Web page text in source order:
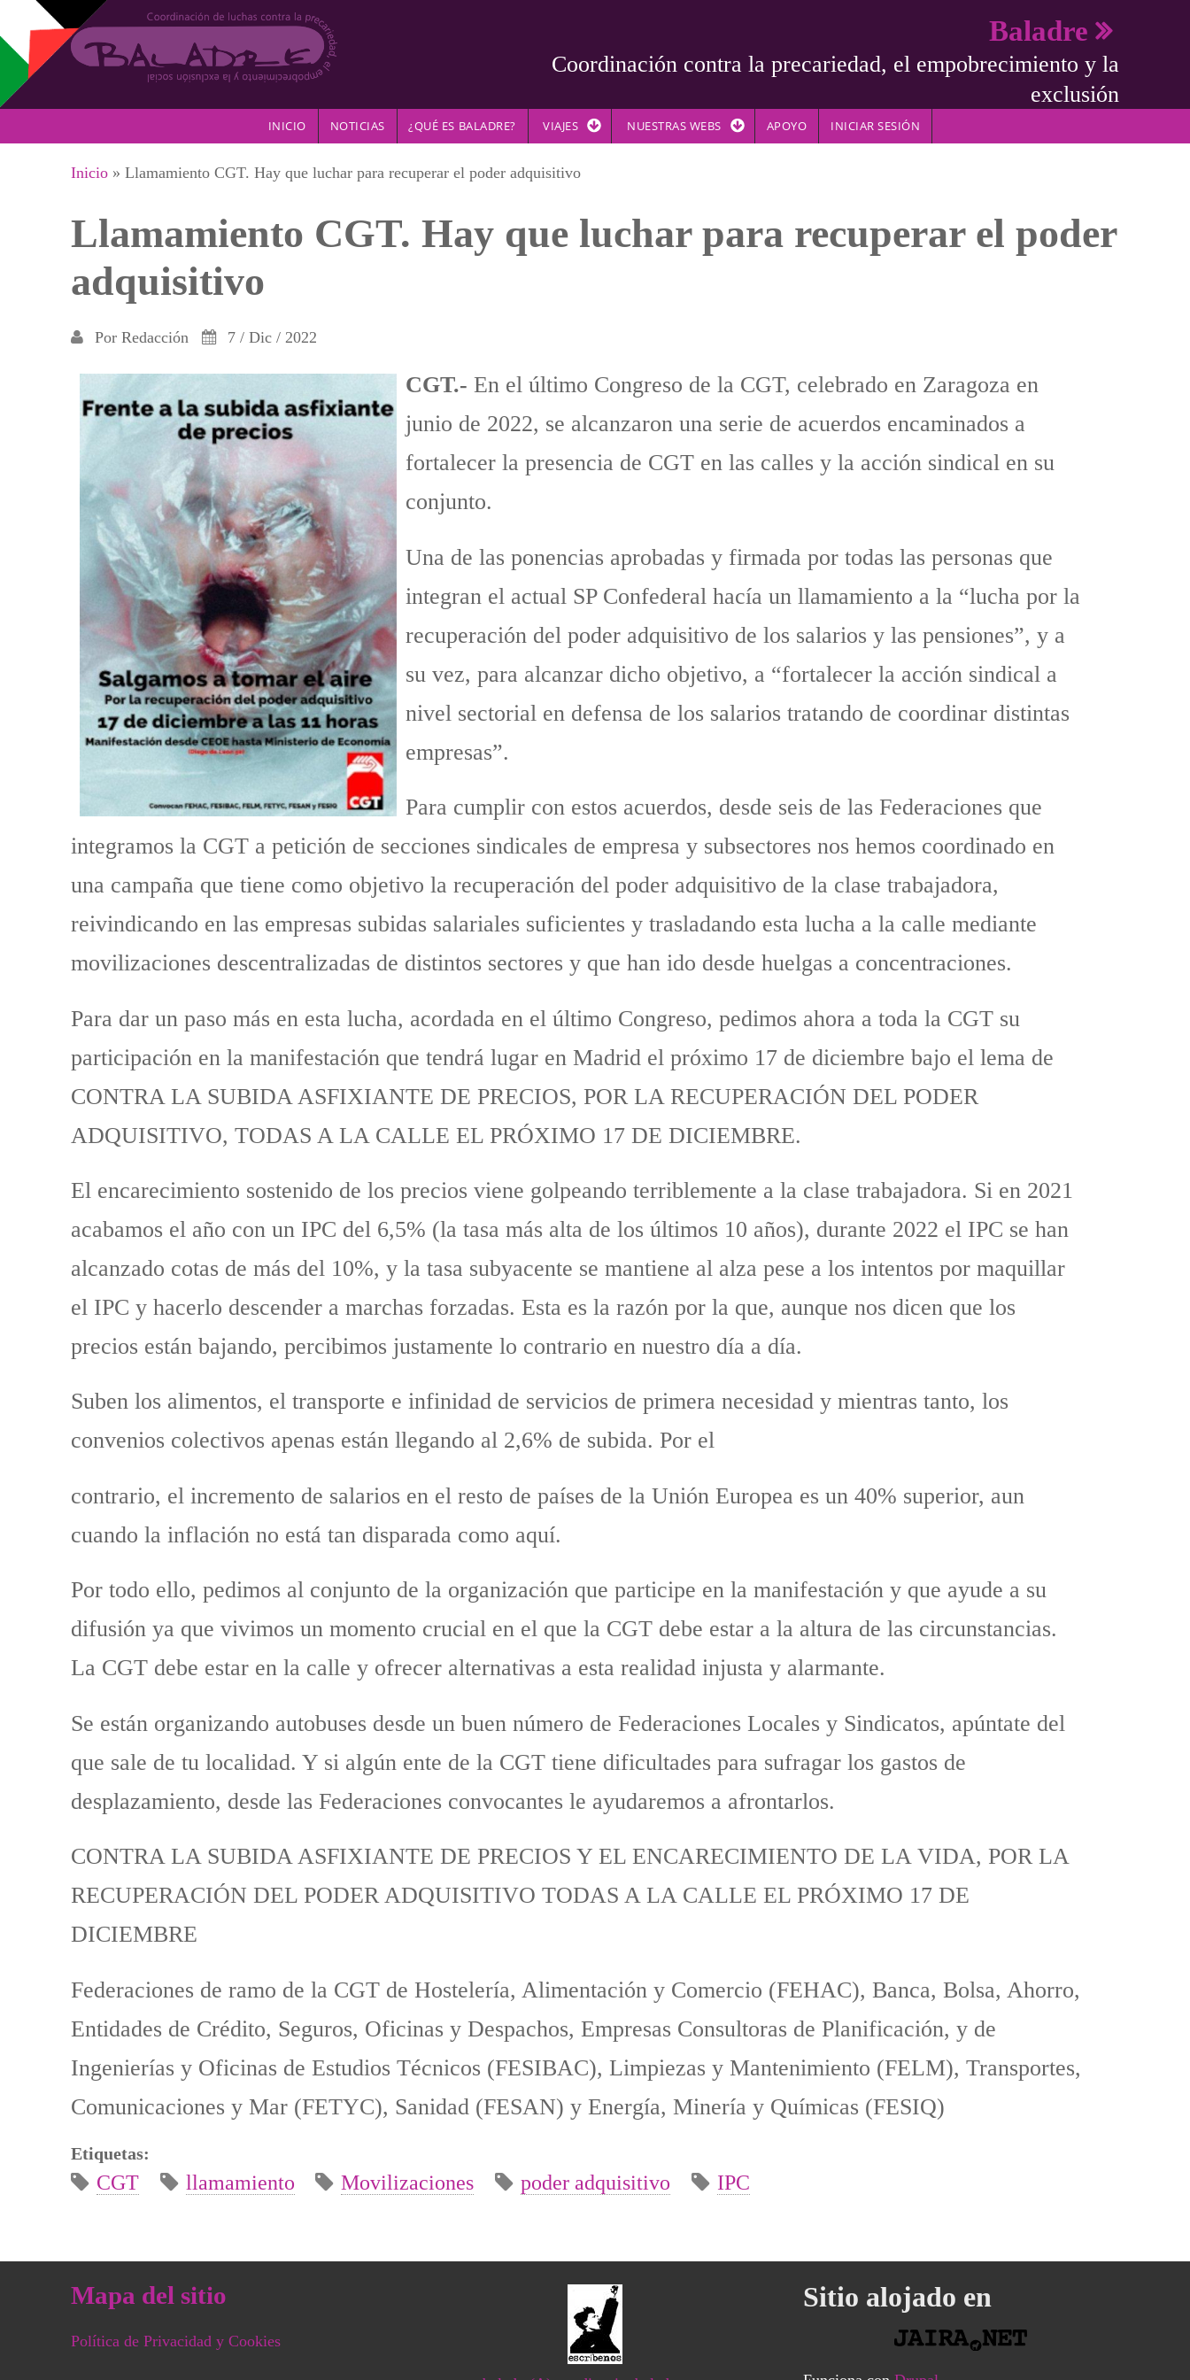
Pasar al contenido principal
Baladre
Coordinación contra la precariedad, el empobrecimiento y la
exclusión
INICIO NOTICIAS ¿QUÉ ES BALADRE? VIAJES NUESTRAS WEBS APOYO INICIAR SESIÓN
Se encuentra usted aquí
Inicio » Llamamiento CGT. Hay que luchar para recuperar el poder adquisitivo
Llamamiento CGT. Hay que luchar para recuperar el poder
adquisitivo
Por Redacción 7 / Dic / 2022
CGT.- En el último Congreso de la CGT, celebrado en Zaragoza en
junio de 2022, se alcanzaron una serie de acuerdos encaminados a
fortalecer la presencia de CGT en las calles y la acción sindical en su
conjunto.
Una de las ponencias aprobadas y firmada por todas las personas que
integran el actual SP Confederal hacía un llamamiento a la “lucha por la
recuperación del poder adquisitivo de los salarios y las pensiones”, y a
su vez, para alcanzar dicho objetivo, a “fortalecer la acción sindical a
nivel sectorial en defensa de los salarios tratando de coordinar distintas
empresas”.
Para cumplir con estos acuerdos, desde seis de las Federaciones que
integramos la CGT a petición de secciones sindicales de empresa y subsectores nos hemos coordinado en
una campaña que tiene como objetivo la recuperación del poder adquisitivo de la clase trabajadora,
reivindicando en las empresas subidas salariales suficientes y trasladando esta lucha a la calle mediante
movilizaciones descentralizadas de distintos sectores y que han ido desde huelgas a concentraciones.
Para dar un paso más en esta lucha, acordada en el último Congreso, pedimos ahora a toda la CGT su
participación en la manifestación que tendrá lugar en Madrid el próximo 17 de diciembre bajo el lema de
CONTRA LA SUBIDA ASFIXIANTE DE PRECIOS, POR LA RECUPERACIÓN DEL PODER
ADQUISITIVO, TODAS A LA CALLE EL PRÓXIMO 17 DE DICIEMBRE.
El encarecimiento sostenido de los precios viene golpeando terriblemente a la clase trabajadora. Si en 2021
acabamos el año con un IPC del 6,5% (la tasa más alta de los últimos 10 años), durante 2022 el IPC se han
alcanzado cotas de más del 10%, y la tasa subyacente se mantiene al alza pese a los intentos por maquillar
el IPC y hacerlo descender a marchas forzadas. Esta es la razón por la que, aunque nos dicen que los
precios están bajando, percibimos justamente lo contrario en nuestro día a día.
Suben los alimentos, el transporte e infinidad de servicios de primera necesidad y mientras tanto, los
convenios colectivos apenas están llegando al 2,6% de subida. Por el
contrario, el incremento de salarios en el resto de países de la Unión Europea es un 40% superior, aun
cuando la inflación no está tan disparada como aquí.
Por todo ello, pedimos al conjunto de la organización que participe en la manifestación y que ayude a su
difusión ya que vivimos un momento crucial en el que la CGT debe estar a la altura de las circunstancias.
La CGT debe estar en la calle y ofrecer alternativas a esta realidad injusta y alarmante.
Se están organizando autobuses desde un buen número de Federaciones Locales y Sindicatos, apúntate del
que sale de tu localidad. Y si algún ente de la CGT tiene dificultades para sufragar los gastos de
desplazamiento, desde las Federaciones convocantes le ayudaremos a afrontarlos.
CONTRA LA SUBIDA ASFIXIANTE DE PRECIOS Y EL ENCARECIMIENTO DE LA VIDA, POR LA
RECUPERACIÓN DEL PODER ADQUISITIVO TODAS A LA CALLE EL PRÓXIMO 17 DE
DICIEMBRE
Federaciones de ramo de la CGT de Hostelería, Alimentación y Comercio (FEHAC), Banca, Bolsa, Ahorro,
Entidades de Crédito, Seguros, Oficinas y Despachos, Empresas Consultoras de Planificación, y de
Ingenierías y Oficinas de Estudios Técnicos (FESIBAC), Limpiezas y Mantenimiento (FELM), Transportes,
Comunicaciones y Mar (FETYC), Sanidad (FESAN) y Energía, Minería y Químicas (FESIQ)
Etiquetas:
CGT llamamiento Movilizaciones poder adquisitivo IPC
Mapa del sitio
Política de Privacidad y Cookies
Sitio alojado en